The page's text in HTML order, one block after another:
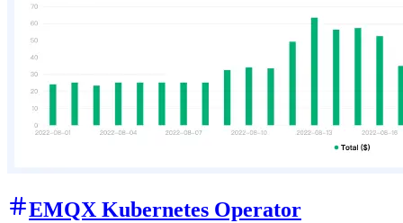
EMQX Kubernetes Operator